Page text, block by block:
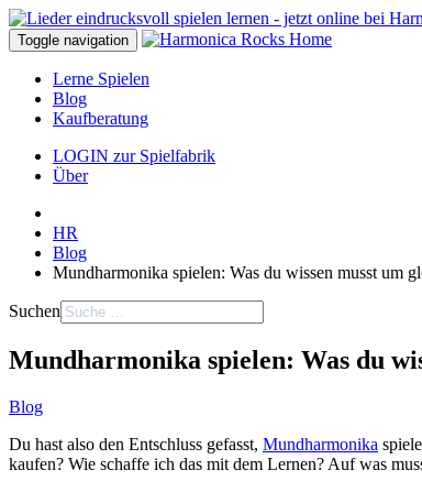
Toggle navigation
Lerne Spielen
Blog
Kaufberatung
LOGIN zur Spielfabrik
Über
HR
Blog
Mundharmonika spielen: Was du wissen musst um
Suchen
Mundharmonika spielen: Was du
Blog
Du hast also den Entschluss gefasst, Mundharmonika
kaufen? Wie schaffe ich das mit dem Lernen? Auf was